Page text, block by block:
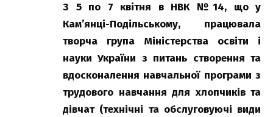
З 5 по 7 квітня в НВК №14, що у
Кам’янці-Подільському, працювала
творча група Міністерства освіти і
науки України з питань створення та
вдосконалення навчальної програми з
трудового навчання для хлопчиків та
дівчат (технічні та обслуговуючі види